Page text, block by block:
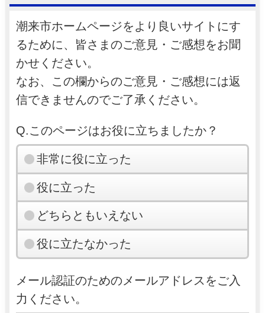
潮来市ホームページをより良いサイトにす
るために、皆さまのご意見・ご感想をお聞
かせください。
なお、この欄からのご意見・ご感想には返
信できませんのでご了承ください。
Q.このページはお役に立ちましたか？
非常に役に立った
役に立った
どちらともいえない
役に立たなかった
メール認証のためのメールアドレスをご入
力ください。